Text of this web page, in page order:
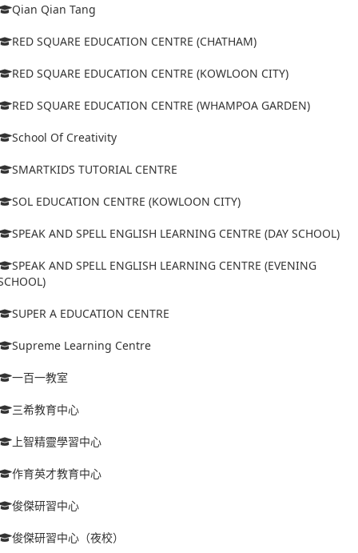
Qian Qian Tang
RED SQUARE EDUCATION CENTRE (CHATHAM)
RED SQUARE EDUCATION CENTRE (KOWLOON CITY)
RED SQUARE EDUCATION CENTRE (WHAMPOA GARDEN)
School Of Creativity
SMARTKIDS TUTORIAL CENTRE
SOL EDUCATION CENTRE (KOWLOON CITY)
SPEAK AND SPELL ENGLISH LEARNING CENTRE (DAY SCHOOL)
SPEAK AND SPELL ENGLISH LEARNING CENTRE (EVENING
SUPER A EDUCATION CENTRE
Supreme Learning Centre
一百一教室
三希教育中心
上智精靈學習中心
作育英才教育中心
俊傑研習中心
俊傑研習中心（夜校）